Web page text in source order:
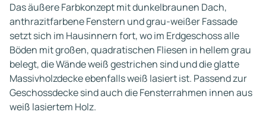
Das äußere Farbkonzept mit dunkelbraunen Dach,
anthrazitfarbene Fenstern und grau-weißer Fassade
setzt sich im Hausinnern fort, wo im Erdgeschoss alle
Böden mit großen, quadratischen Fliesen in hellem grau
belegt, die Wände weiß gestrichen sind und die glatte
Massivholzdecke ebenfalls weiß lasiert ist. Passend zur
Geschossdecke sind auch die Fensterrahmen innen aus
weiß lasiertem Holz.